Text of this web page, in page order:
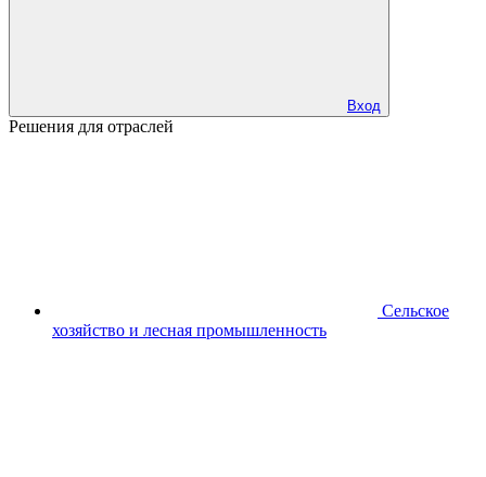
Вход
Решения для отраслей
Сельское
хозяйство и лесная промышленность